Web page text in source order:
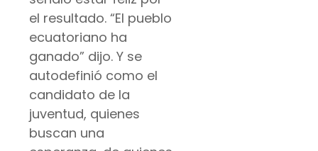
el resultado. “El pueblo
ecuatoriano ha
ganado” dijo. Y se
autodefinió como el
candidato de la
juventud, quienes
buscan una